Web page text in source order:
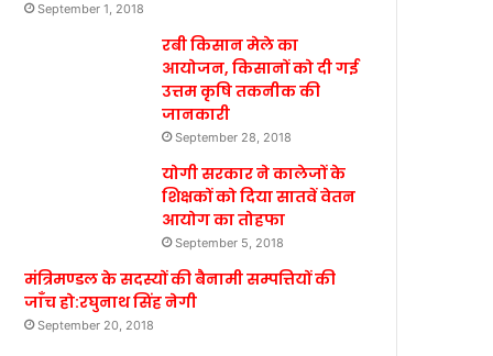
September 1, 2018
रबी किसान मेले का
आयोजन, किसानों को दी गई
उत्तम कृषि तकनीक की
जानकारी
September 28, 2018
योगी सरकार ने कालेजों के
शिक्षकों को दिया सातवें वेतन
आयोग का तोहफा
September 5, 2018
मंत्रिमण्डल के सदस्यों की बैनामी सम्पत्तियों की
जाँच हो:रघुनाथ सिंह नेगी
September 20, 2018